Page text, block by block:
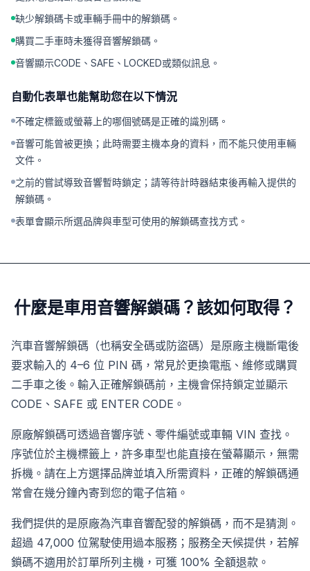
缺少解鎖碼卡或車輛手冊中的解鎖碼。
購買二手車時未獲得音響解鎖碼。
音響顯示CODE、SAFE、LOCKED或類似訊息。
自動化表單也能幫助您在以下情況
不確定標籤或螢幕上的哪個號碼是正確的識別碼。
音響可能曾被更換；此時需要主機本身的資料，而不能只使用車輛
文件。
之前的嘗試導致音響暫時鎖定；請等待計時器結束後再輸入提供的
解鎖碼。
表單會顯示所選品牌與車型可使用的解鎖碼查找方式。
什麼是車用音響解鎖碼？該如何取得？
汽車音響解鎖碼（也稱安全碼或防盜碼）是原廠主機斷電後
要求輸入的 4–6 位 PIN 碼，常見於更換電瓶、維修或購買
二手車之後。輸入正確解鎖碼前，主機會保持鎖定並顯示
CODE、SAFE 或 ENTER CODE。
原廠解鎖碼可透過音響序號、零件編號或車輛 VIN 查找。
序號位於主機標籤上，許多車型也能直接在螢幕顯示，無需
拆機。請在上方選擇品牌並填入所需資料，正確的解鎖碼通
常會在幾分鐘內寄到您的電子信箱。
我們提供的是原廠為汽車音響配發的解鎖碼，而不是猜測。
超過 47,000 位駕駛使用過本服務；服務全天候提供，若解
鎖碼不適用於訂單所列主機，可獲 100% 全額退款。